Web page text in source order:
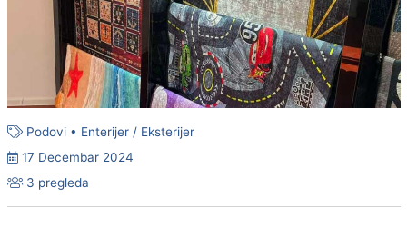
Podovi• Enterijer / Eksterijer
17 Decembar 2024
3 pregleda